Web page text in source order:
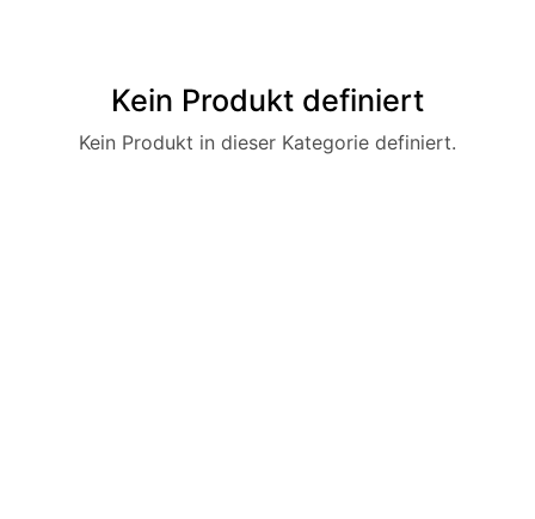
Kein Produkt definiert
Kein Produkt in dieser Kategorie definiert.